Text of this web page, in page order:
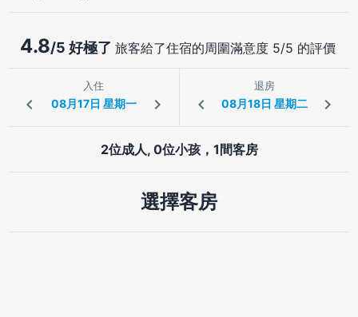
4.8/5 好極了 旅客給了住宿的周圍滿意度 5/5 的評價
入住 退房
2位成人, 0位小孩，1間客房
選擇客房